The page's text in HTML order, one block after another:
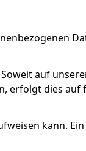
auf
erfolgt dies
kann.